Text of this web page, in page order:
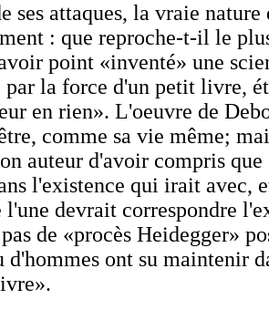
ses attaques, la vraie
: que reproche-t-il le
point «inventé» une
par la force d'un petit livre,
en rien». L'oeuvre de
comme sa vie même;
auteur d'avoir compris que
l'existence qui irait avec,
devrait correspondre
de «procès Heidegger»
d'hommes ont su maintenir